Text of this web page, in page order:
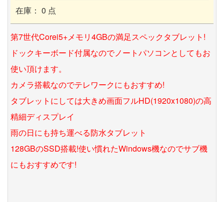
在庫： 0 点
第7世代Corei5+メモリ4GBの満足スペックタブレット!
ドックキーボード付属なのでノートパソコンとしてもお
使い頂けます。
カメラ搭載なのでテレワークにもおすすめ!
タブレットにしては大きめ画面フルHD(1920x1080)の高
精細ディスプレイ
雨の日にも持ち運べる防水タブレット
128GBのSSD搭載!使い慣れたWindows機なのでサブ機
にもおすすめです!